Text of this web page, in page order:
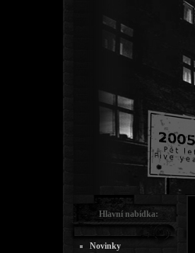
Hlavní nabídka:
Novinky